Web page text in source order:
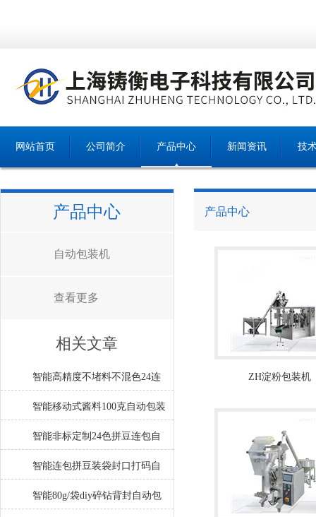
网站首页 公司简介 产品中心 新闻资讯 技
产品中心
自动包装机
查看更多
相关文章
智能高精度不堵料不混色24连
包拼豆自动包装机厂家
智能移动式酱料100克自动包装
机工厂生产
智能非标定制24色拼豆连包自
动包装机厂家
智能连包拼豆装袋封口打码自
动包装机厂家
智能80g/袋diy碎钻背封自动包
产品中心
ZH淀粉包装机